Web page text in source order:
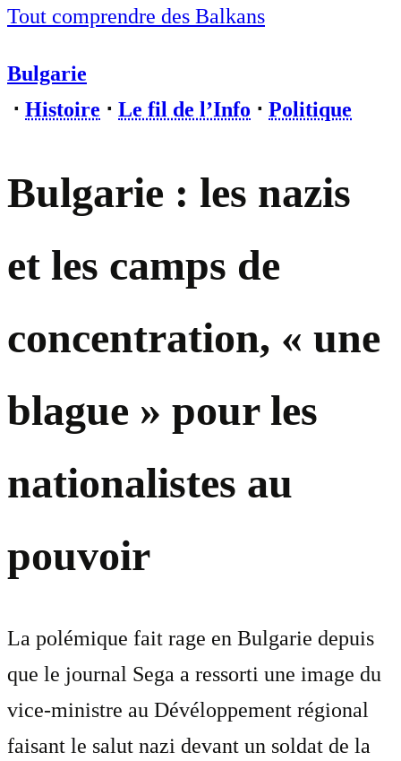
Tout comprendre des Balkans
Bulgarie
⋅ Histoire ⋅ Le fil de l’Info ⋅ Politique
Bulgarie : les nazis
et les camps de
concentration, « une
blague » pour les
nationalistes au
pouvoir
La polémique fait rage en Bulgarie depuis
que le journal Sega a ressorti une image du
vice-ministre au Dévéloppement régional
faisant le salut nazi devant un soldat de la